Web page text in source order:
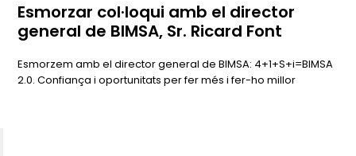
Esmorzar col·loqui amb el director
general de BIMSA, Sr. Ricard Font
Esmorzem amb el director general de BIMSA: 4+1+S+i=BIMSA
2.0. Confiança i oportunitats per fer més i fer-ho millor